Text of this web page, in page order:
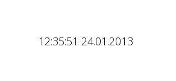
12:35:51 24.01.2013